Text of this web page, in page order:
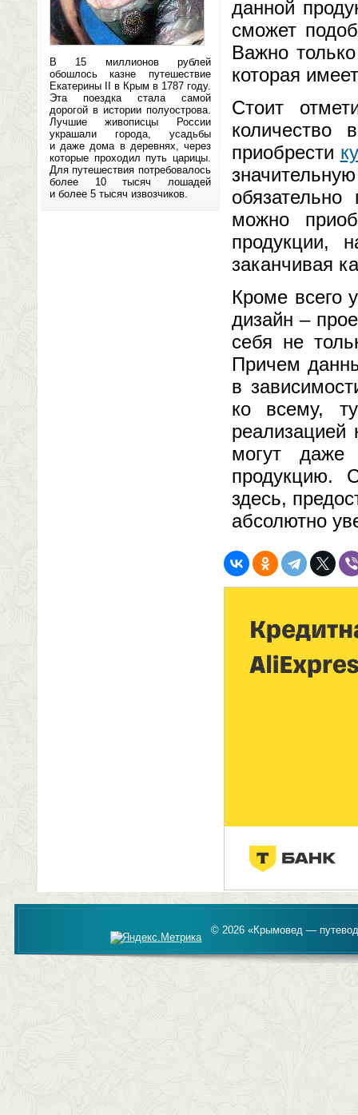
В 15 миллионов рублей
обошлось казне путешествие
Екатерины II в Крым в 1787 году.
Эта поездка стала самой
дорогой в истории полуострова.
Лучшие живописцы России
украшали города, усадьбы
и даже дома в деревнях, через
которые проходил путь царицы.
Для путешествия потребовалось
более 10 тысяч лошадей
и более 5 тысяч извозчиков.
данной
сможет
Важно
которая
Стоит
количество
приобрести
можно
продукции,
заканчивая
Кроме всего
дизайн –
себя не
Причем
в
ко всему,
могут даже
продукцию.
здесь,
абсолютно
© 2026 «Крымовед —